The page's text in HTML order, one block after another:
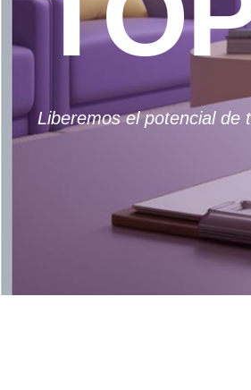
Liberemos el potencial de